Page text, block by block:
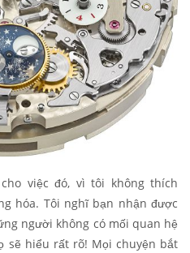
việc đó, vì tôi không thích
hóa. Tôi nghĩ bạn nhận được
người không có mối quan hệ
sẽ hiểu rất rõ! Mọi chuyện bắt